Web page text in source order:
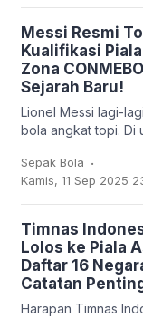
Messi Resmi
Kualifikasi
Zona
Sejarah Baru!
Lionel Messi lagi-
bola angkat topi. Di
mencatatkan sejarah
pertama
Sepak Bola .
Kamis, 11 Sep 2025
Timnas
Lolos ke Piala
Daftar 16
Catatan
Harapan Timnas